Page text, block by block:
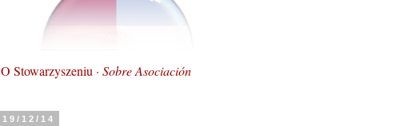
O Stowarzyszeniu · Sobre Asociación
19/12/14